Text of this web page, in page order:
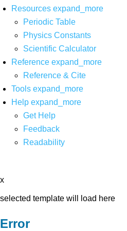
Resources expand_more
Periodic Table
Physics Constants
Scientific Calculator
Reference expand_more
Reference & Cite
Tools expand_more
Help expand_more
Get Help
Feedback
Readability
x
selected template will load here
Error